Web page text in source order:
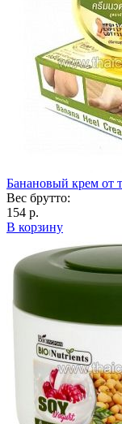
Банановый крем от
Вес брутто:
154 р.
В корзину